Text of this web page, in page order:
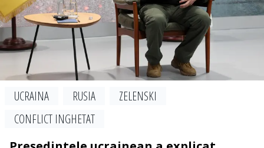
UCRAINA RUSIA
ZELENSKI
CONFLICT INGHETAT